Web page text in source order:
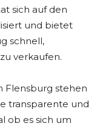
sich auf den
und bietet
schnell,
verkaufen.
Flensburg stehen
transparente und
ob es sich um